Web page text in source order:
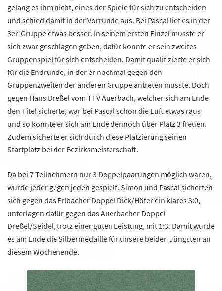
gelang es ihm nicht, eines der Spiele für sich zu entscheiden
und schied damit in der Vorrunde aus. Bei Pascal lief es in der
3er-Gruppe etwas besser. In seinem ersten Einzel musste er
sich zwar geschlagen geben, dafür konnte er sein zweites
Gruppenspiel für sich entscheiden. Damit qualifizierte er sich
für die Endrunde, in der er nochmal gegen den
Gruppenzweiten der anderen Gruppe antreten musste. Doch
gegen Hans Dreßel vom TTV Auerbach, welcher sich am Ende
den Titel sicherte, war bei Pascal schon die Luft etwas raus
und so konnte er sich am Ende dennoch über Platz 3 freuen.
Zudem sicherte er sich durch diese Platzierung seinen
Startplatz bei der Bezirksmeisterschaft.
Da bei 7 Teilnehmern nur 3 Doppelpaarungen möglich waren,
wurde jeder gegen jeden gespielt. Simon und Pascal sicherten
sich gegen das Erlbacher Doppel Dick/Höfer ein klares 3:0,
unterlagen dafür gegen das Auerbacher Doppel
Dreßel/Seidel, trotz einer guten Leistung, mit 1:3. Damit wurde
es am Ende die Silbermedaille für unsere beiden Jüngsten an
diesem Wochenende.